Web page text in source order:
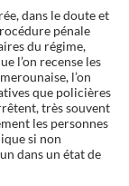
dans le doute et
pénale
du régime,
l’on recense les
l’on
que policières
très souvent
les personnes
si non
dans un état de